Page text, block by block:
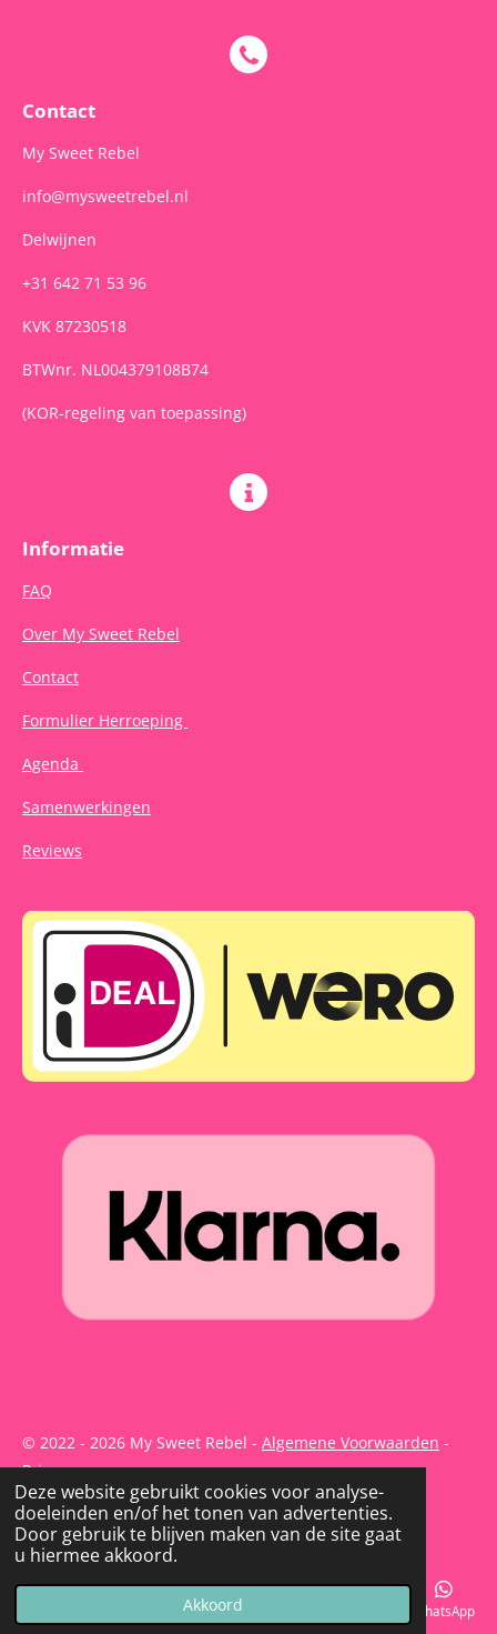
Deze website gebruikt cookies voor analyse-
doeleinden en/of het tonen van advertenties.
Door gebruik te blijven maken van de site gaat
u hiermee akkoord.
Akkoord
k
r
a
m
Contact
My Sweet Rebel
info@mysweetrebel.nl
Delwijnen
+31 642 71 53 96
KVK 87230518
BTWnr. NL004379108B74
(KOR-regeling van toepassing)
Informatie
FAQ
Over My Sweet Rebel
Contact
Formulier Herroeping
Agenda
Samenwerkingen
Reviews
© 2022 - 2026 My Sweet Rebel - Algemene Voorwaarden -
Privacy
Powered byJouwWeb
Telefoonnummer WhatsApp